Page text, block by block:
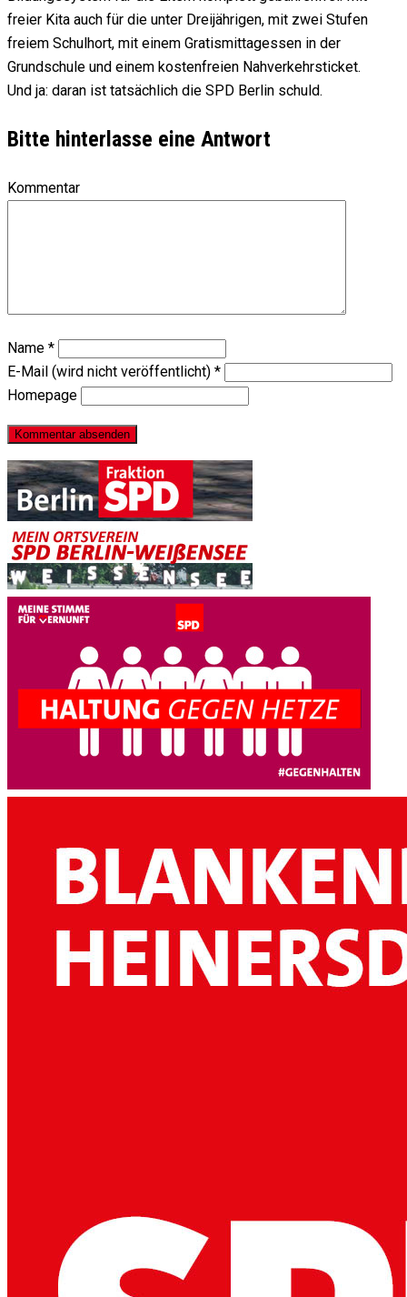
freier Kita auch für die unter Dreijährigen, mit zwei Stufen
freiem Schulhort, mit einem Gratismittagessen in der
Grundschule und einem kostenfreien Nahverkehrsticket.
Und ja: daran ist tatsächlich die SPD Berlin schuld.
Bitte hinterlasse eine Antwort
Kommentar
Name *
E-Mail (wird nicht veröffentlicht) *
Homepage